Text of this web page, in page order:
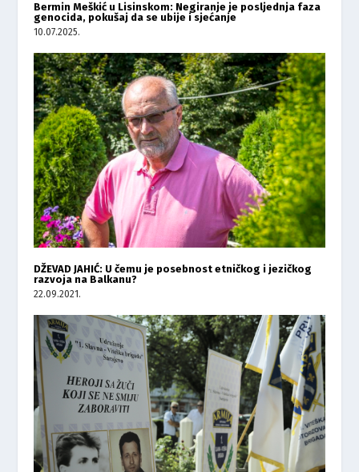
Bermin Meškić u Lisinskom: Negiranje je posljednja faza
genocida, pokušaj da se ubije i sjećanje
10.07.2025.
DŽEVAD JAHIĆ: U čemu je posebnost etničkog i jezičkog
razvoja na Balkanu?
22.09.2021.